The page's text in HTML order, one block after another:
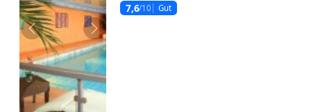
Zurück Weiter
7,6/10 Gut